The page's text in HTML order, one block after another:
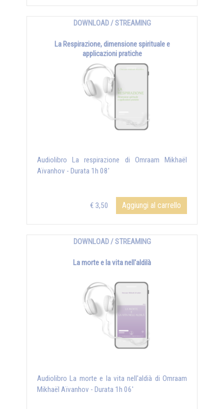
DOWNLOAD / STREAMING
La Respirazione, dimensione spirituale e
applicazioni pratiche
Audiolibro La respirazione di Omraam Mikhaël
Aïvanhov - Durata 1h 08'
€ 3,50 Aggiungi al carrello
DOWNLOAD / STREAMING
La morte e la vita nell'aldilà
Audiolibro La morte e la vita nell'aldià di Omraam
Mikhaël Aïvanhov - Durata 1h 06'